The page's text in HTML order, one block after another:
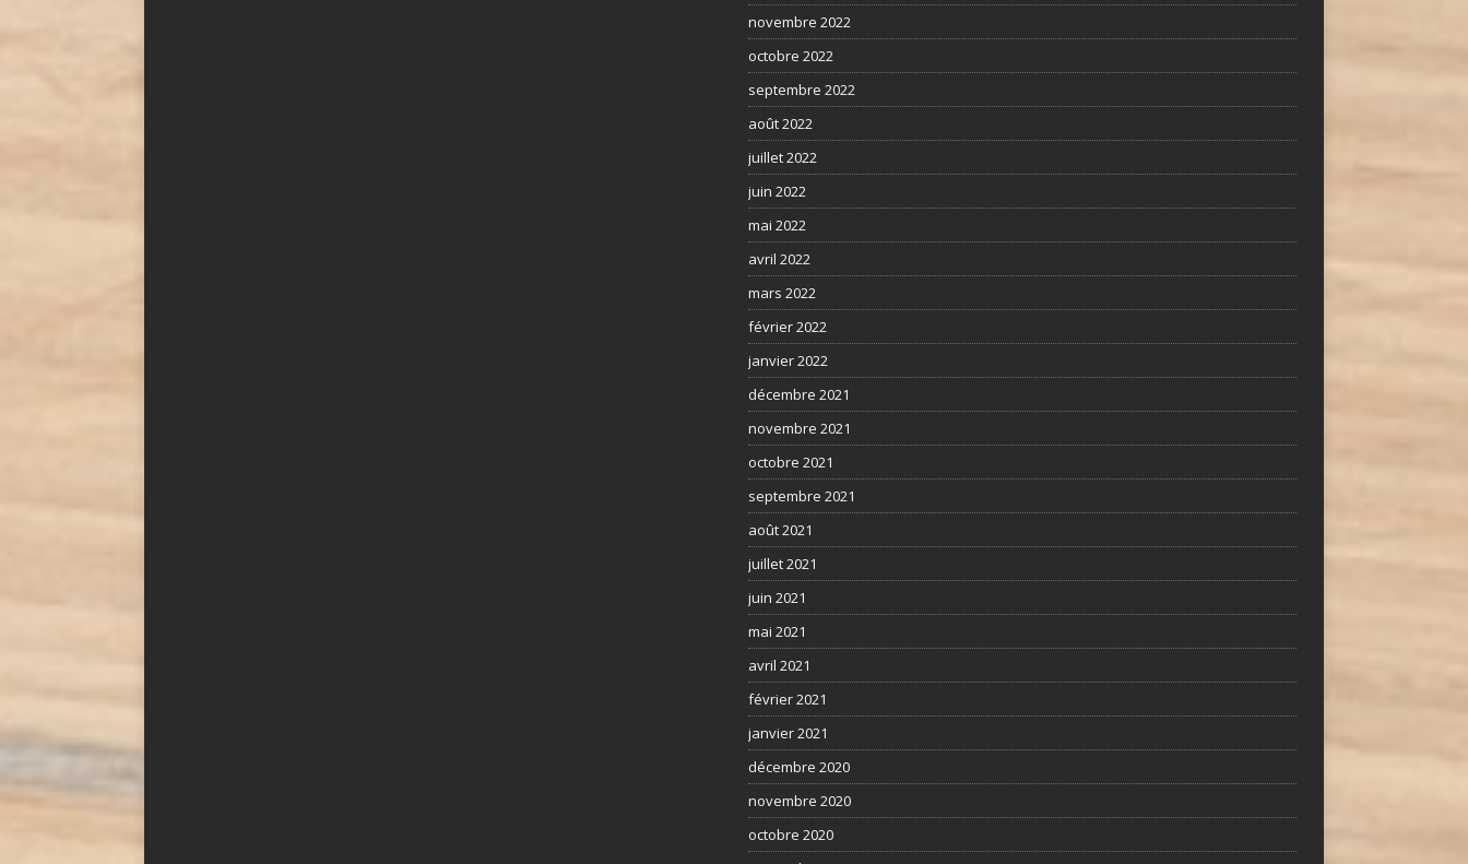
novembre 2022
octobre 2022
septembre 2022
août 2022
juillet 2022
juin 2022
mai 2022
avril 2022
mars 2022
février 2022
janvier 2022
décembre 2021
novembre 2021
octobre 2021
septembre 2021
août 2021
juillet 2021
juin 2021
mai 2021
avril 2021
février 2021
janvier 2021
décembre 2020
novembre 2020
octobre 2020